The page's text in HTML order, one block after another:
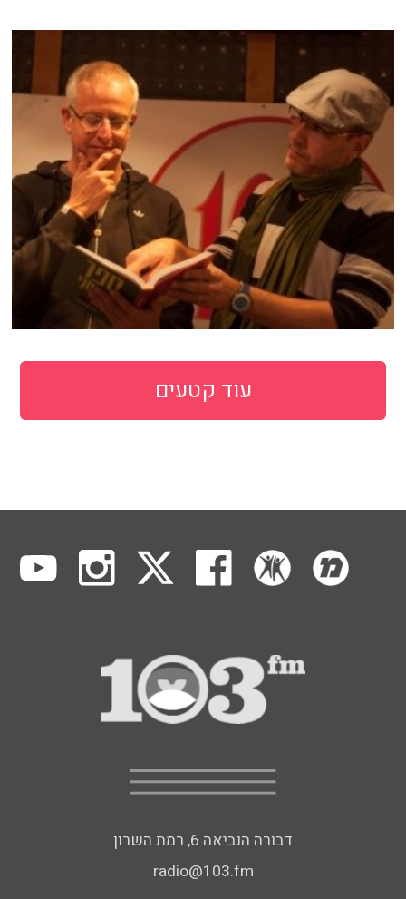
עוד קטעים
דבורה הנביאה 6, רמת השרון
radio@103.fm